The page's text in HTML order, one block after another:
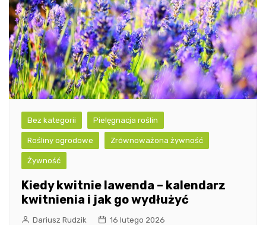
Bez kategorii Pielęgnacja roślin
Rośliny ogrodowe Zrównoważona żywność
Żywność
Kiedy kwitnie lawenda – kalendarz
kwitnienia i jak go wydłużyć
Dariusz Rudzik 16 lutego 2026